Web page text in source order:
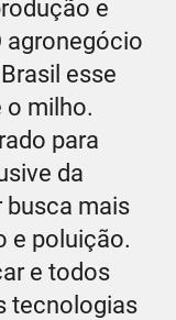
e
agronegócio
esse
o milho.
para
da
busca mais
e poluição.
e todos
tecnologias